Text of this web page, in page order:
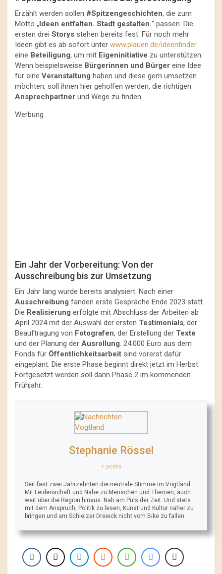
Erzählt werden sollen #Spitzengeschichten, die zum
Motto „Ideen entfalten. Stadt gestalten.“ passen. Die
ersten drei Storys stehen bereits fest. Für noch mehr
Ideen gibt es ab sofort unter www.plauen.de/ideenfinder
eine Beteiligung, um mit Eigeninitiative zu unterstützen.
Wenn beispielsweise Bürgerinnen und Bürger eine Idee
für eine Veranstaltung haben und diese gern umsetzen
möchten, soll ihnen hier geholfen werden, die richtigen
Ansprechpartner und Wege zu finden.
Werbung
Ein Jahr der Vorbereitung: Von der
Ausschreibung bis zur Umsetzung
Ein Jahr lang wurde bereits analysiert. Nach einer
Ausschreibung fanden erste Gespräche Ende 2023 statt.
Die Realisierung erfolgte mit Abschluss der Arbeiten ab
April 2024 mit der Auswahl der ersten Testimonials, der
Beauftragung von Fotografen, der Erstellung der Texte
und der Planung der Ausrollung. 24.000 Euro aus dem
Fonds für Öffentlichkeitsarbeit sind vorerst dafür
eingeplant. Die erste Phase beginnt direkt jetzt im Herbst.
Fortgesetzt werden soll dann Phase 2 im kommenden
Frühjahr.
Stephanie Rössel
+ posts
Seit fast zwei Jahrzehnten die neutrale Stimme im Vogtland.
Mit Leidenschaft und Nähe zu Menschen und Themen, auch
weit über die Region hinaus. Nah am Puls der Zeit. Und stets
mit dem Anspruch, Politik zu lesen, Kunst und Kultur näher zu
bringen und am Schleizer Dreieck nicht vom Bike zu fallen.